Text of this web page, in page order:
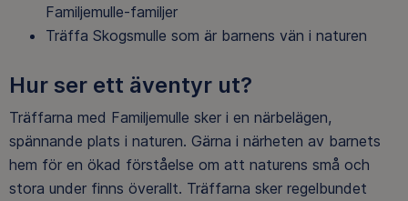
Familjemulle-familjer
Träffa Skogsmulle som är barnens vän i naturen
Hur ser ett äventyr ut?
Träffarna med Familjemulle sker i en närbelägen,
spännande plats i naturen. Gärna i närheten av barnets
hem för en ökad förståelse om att naturens små och
stora under finns överallt. Träffarna sker regelbundet